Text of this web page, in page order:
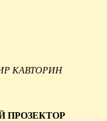
КАВТОРИН
ПРОЗЕКТОР